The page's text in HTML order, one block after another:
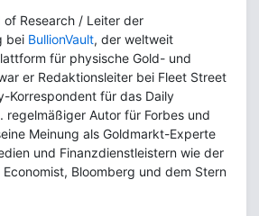
of Research / Leiter der
bei BullionVault, der weltweit
für physische Gold- und
er Redaktionsleiter bei Fleet Street
Korrespondent für das Daily
regelmäßiger Autor für Forbes und
Meinung als Goldmarkt-Experte
und Finanzdienstleistern wie der
Economist, Bloomberg und dem Stern